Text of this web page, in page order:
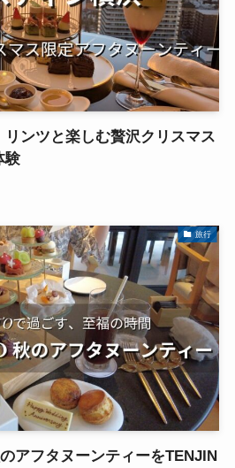
リンツと楽しむ贅沢クリスマス
験
旅行
アフタヌーンティーをTENJIN